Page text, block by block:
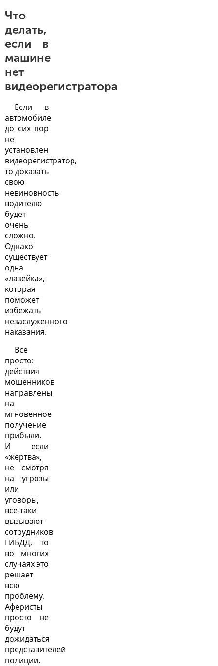
Что
делать,
если в
машине
нет
видеорегистратора
Если в
автомобиле
до сих пор
не
установлен
видеорегистратор,
то доказать
свою
невиновность
водителю
будет
очень
сложно.
Однако
существует
одна
«лазейка»,
которая
поможет
избежать
незаслуженного
наказания.
Все
просто:
действия
мошенников
направлены
на
мгновенное
получение
прибыли.
И если
«жертва»,
не смотря
на угрозы
или
уговоры,
все-таки
вызывают
сотрудников
ГИБДД, то
во многих
случаях это
решает
всю
проблему.
Аферисты
просто не
будут
дожидаться
представителей
полиции.